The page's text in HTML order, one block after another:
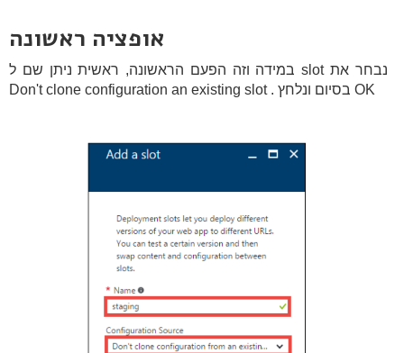
אופציה ראשונה
במידה וזה הפעם הראשונה, ראשית ניתן שם ל slot נבחר את
Don't clone configuration an existing slot . בסיום ונלחץ OK